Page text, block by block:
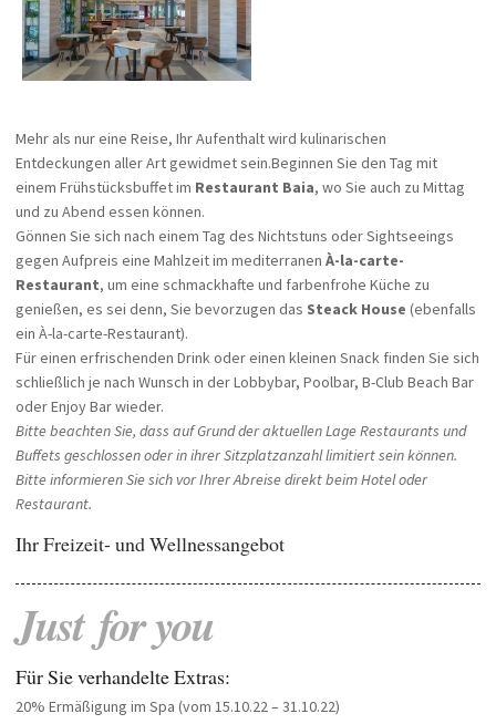
Mehr als nur eine Reise, Ihr Aufenthalt wird kulinarischen
Entdeckungen aller Art gewidmet sein.Beginnen Sie den Tag mit
einem Frühstücksbuffet im Restaurant Baia, wo Sie auch zu Mittag
und zu Abend essen können.
Gönnen Sie sich nach einem Tag des Nichtstuns oder Sightseeings
gegen Aufpreis eine Mahlzeit im mediterranen À-la-carte-
Restaurant, um eine schmackhafte und farbenfrohe Küche zu
genießen, es sei denn, Sie bevorzugen das Steack House (ebenfalls
ein À-la-carte-Restaurant).
Für einen erfrischenden Drink oder einen kleinen Snack finden Sie sich
schließlich je nach Wunsch in der Lobbybar, Poolbar, B-Club Beach Bar
oder Enjoy Bar wieder.
Bitte beachten Sie, dass auf Grund der aktuellen Lage Restaurants und
Buffets geschlossen oder in ihrer Sitzplatzanzahl limitiert sein können.
Bitte informieren Sie sich vor Ihrer Abreise direkt beim Hotel oder
Restaurant.
Ihr Freizeit- und Wellnessangebot
Just foryou
Für Sie verhandelte Extras:
20% Ermäßigung im Spa (vom 15.10.22 – 31.10.22)